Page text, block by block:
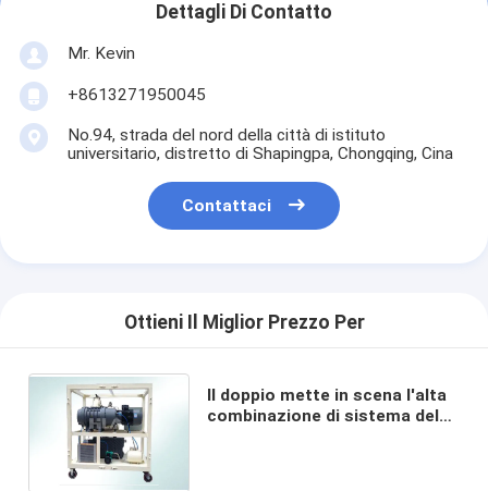
Dettagli Di Contatto
Mr. Kevin
+8613271950045
No.94, strada del nord della città di istituto
universitario, distretto di Shapingpa, Chongqing, Cina
Contattaci
Ottieni Il Miglior Prezzo Per
Il doppio mette in scena l'alta
combinazione di sistema del